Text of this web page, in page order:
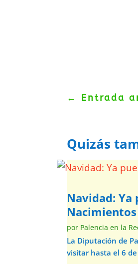
← Entrada
Quizás
Navidad:
Nacimientos
por Palencia en la
La Diputación de
visitar hasta el 6